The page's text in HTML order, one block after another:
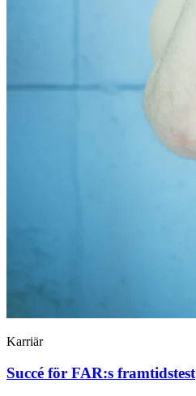
Karriär
Succé för FAR:s framtidstest